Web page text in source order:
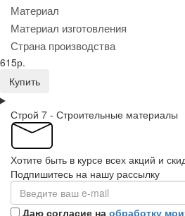
Материал
Материал изготовления
Страна производства
615р.
Купить
Строй 7 - Строительные материалы
Хотите быть в курсе всех акций и
Подпишитесь на нашу рассылку
Даю согласие на обработку